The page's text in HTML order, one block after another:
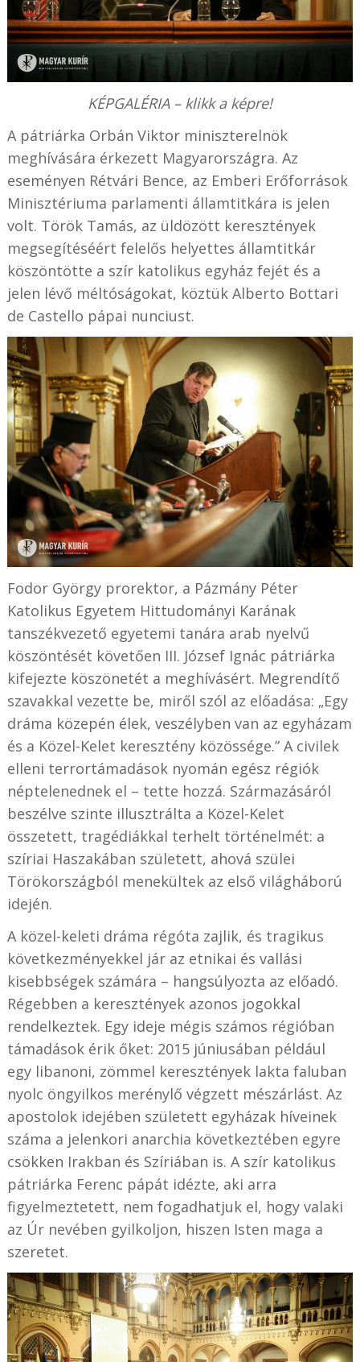
KÉPGALÉRIA – klikk a képre!
A pátriárka Orbán Viktor miniszterelnök
meghívására érkezett Magyarországra. Az
eseményen Rétvári Bence, az Emberi Erőforrások
Minisztériuma parlamenti államtitkára is jelen
volt. Török Tamás, az üldözött keresztények
megsegítéséért felelős helyettes államtitkár
köszöntötte a szír katolikus egyház fejét és a
jelen lévő méltóságokat, köztük Alberto Bottari
de Castello pápai nunciust.
Fodor György prorektor, a Pázmány Péter
Katolikus Egyetem Hittudományi Karának
tanszékvezető egyetemi tanára arab nyelvű
köszöntését követően III. József Ignác pátriárka
kifejezte köszönetét a meghívásért. Megrendítő
szavakkal vezette be, miről szól az előadása: „Egy
dráma közepén élek, veszélyben van az egyházam
és a Közel-Kelet keresztény közössége.” A civilek
elleni terrortámadások nyomán egész régiók
néptelenednek el – tette hozzá. Származásáról
beszélve szinte illusztrálta a Közel-Kelet
összetett, tragédiákkal terhelt történelmét: a
szíriai Haszakában született, ahová szülei
Törökországból menekültek az első világháború
idején.
A közel-keleti dráma régóta zajlik, és tragikus
következményekkel jár az etnikai és vallási
kisebbségek számára – hangsúlyozta az előadó.
Régebben a keresztények azonos jogokkal
rendelkeztek. Egy ideje mégis számos régióban
támadások érik őket: 2015 júniusában például
egy libanoni, zömmel keresztények lakta faluban
nyolc öngyilkos merénylő végzett mészárlást. Az
apostolok idejében született egyházak híveinek
száma a jelenkori anarchia következtében egyre
csökken Irakban és Szíriában is. A szír katolikus
pátriárka Ferenc pápát idézte, aki arra
figyelmeztetett, nem fogadhatjuk el, hogy valaki
az Úr nevében gyilkoljon, hiszen Isten maga a
szeretet.